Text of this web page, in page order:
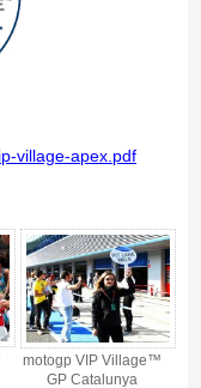
village-apex.pdf
motogp VIP Village™
GP Catalunya